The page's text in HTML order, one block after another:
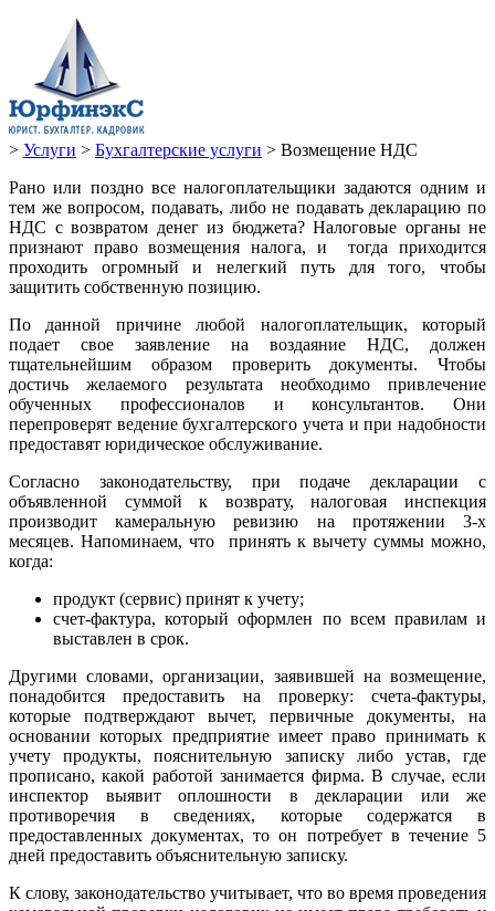
> Услуги > Бухгалтерские услуги > Возмещение НДС
Рано или поздно все налогоплательщики задаются одним и
тем же вопросом, подавать, либо не подавать декларацию по
НДС с возвратом денег из бюджета? Налоговые органы не
признают право возмещения налога, и тогда приходится
проходить огромный и нелегкий путь для того, чтобы
защитить собственную позицию.
По данной причине любой налогоплательщик, который
подает свое заявление на воздаяние НДС, должен
тщательнейшим образом проверить документы. Чтобы
достичь желаемого результата необходимо привлечение
обученных профессионалов и консультантов. Они
перепроверят ведение бухгалтерского учета и при надобности
предоставят юридическое обслуживание.
Согласно законодательству, при подаче декларации с
объявленной суммой к возврату, налоговая инспекция
производит камеральную ревизию на протяжении 3-х
месяцев. Напоминаем, что принять к вычету суммы можно,
когда:
продукт (сервис) принят к учету;
счет-фактура, который оформлен по всем правилам и
выставлен в срок.
Другими словами, организации, заявившей на возмещение,
понадобится предоставить на проверку: счета-фактуры,
которые подтверждают вычет, первичные документы, на
основании которых предприятие имеет право принимать к
учету продукты, пояснительную записку либо устав, где
прописано, какой работой занимается фирма. В случае, если
инспектор выявит оплошности в декларации или же
противоречия в сведениях, которые содержатся в
предоставленных документах, то он потребует в течение 5
дней предоставить объяснительную записку.
К слову, законодательство учитывает, что во время проведения